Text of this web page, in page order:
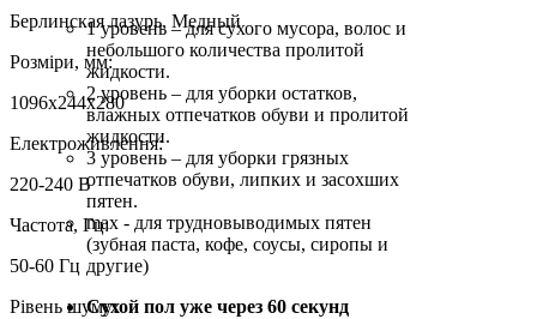
1 уровень – для сухого мусора, волос и
небольшого количества пролитой
жидкости.
2 уровень – для уборки остатков,
влажных отпечатков обуви и пролитой
жидкости.
3 уровень – для уборки грязных
отпечатков обуви, липких и засохших
пятен.
max - для трудновыводимых пятен
(зубная паста, кофе, соусы, сиропы и
другие)
Сухой пол уже через 60 секунд
Берлинская лазурь, Медный
Розміри, мм:
1096x244x280
Електроживлення:
220-240 В
Частота, Гц:
50-60 Гц
Рівень шуму: